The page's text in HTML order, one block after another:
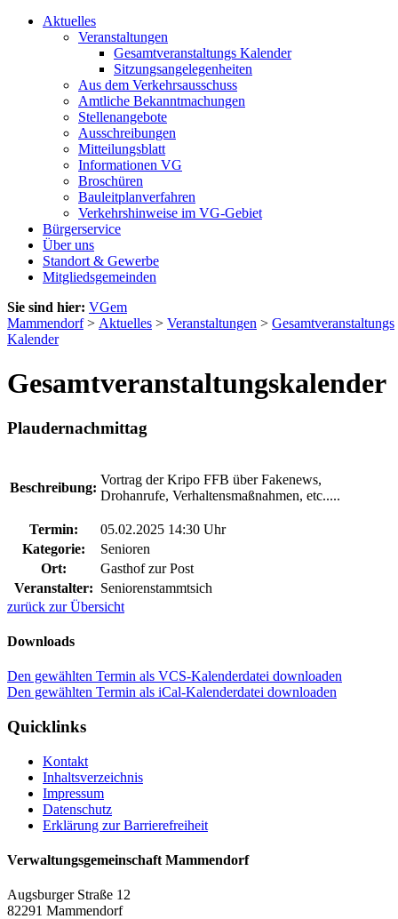
Aktuelles
Veranstaltungen
Gesamtveranstaltungs Kalender
Sitzungsangelegenheiten
Aus dem Verkehrsausschuss
Amtliche Bekanntmachungen
Stellenangebote
Ausschreibungen
Mitteilungsblatt
Informationen VG
Broschüren
Bauleitplanverfahren
Verkehrshinweise im VG-Gebiet
Bürgerservice
Über uns
Standort & Gewerbe
Mitgliedsgemeinden
Sie sind hier: VGem
Mammendorf> Aktuelles > Veranstaltungen > Gesamtveranstaltungs
Kalender
Gesamtveranstaltungskalender
Plaudernachmittag
Beschreibung:
Vortrag der Kripo FFB über Fakenews,
Drohanrufe, Verhaltensmaßnahmen, etc.....
Termin:
05.02.2025 14:30 Uhr
Kategorie:
Senioren
Ort:
Gasthof zur Post
Veranstalter: Seniorenstammtsich
zurück zur Übersicht
Downloads
Den gewählten Termin als VCS-Kalenderdatei downloaden
Den gewählten Termin als iCal-Kalenderdatei downloaden
Quicklinks
Kontakt
Inhaltsverzeichnis
Impressum
Datenschutz
Erklärung zur Barrierefreiheit
Verwaltungsgemeinschaft Mammendorf
Augsburger Straße 12
82291 Mammendorf